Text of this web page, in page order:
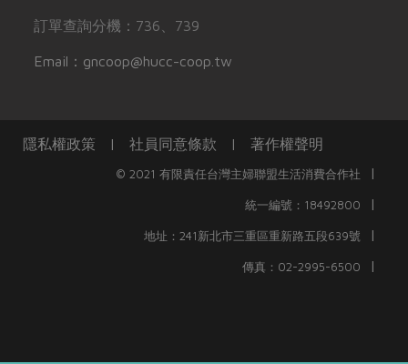
訂單查詢分機：736、739
Email：gncoop@hucc-coop.tw
隱私權政策 | 社員同意條款 | 著作權聲明
© 2021 有限責任台灣主婦聯盟生活消費合作社 |
統一編號：18492800 |
地址：241新北市三重區重新路五段639號 |
傳真：02-2995-6500 |